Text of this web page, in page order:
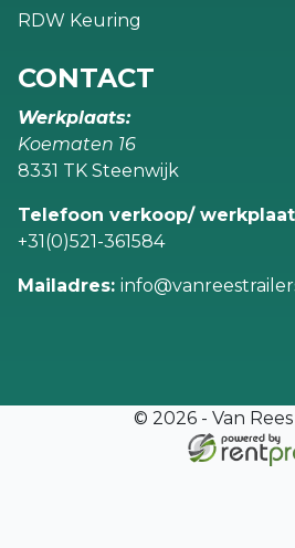
RDW Keuring
CONTACT
Werkplaats:
Koematen 16
8331 TK Steenwijk
Telefoon verkoop/
+31(0)521-361584
Mailadres:
© 2026 - Van